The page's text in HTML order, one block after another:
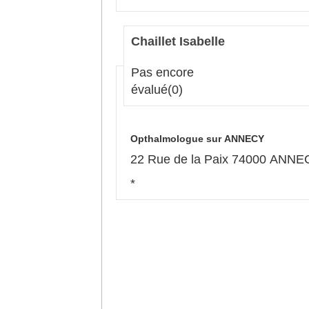
Chaillet Isabelle
Pas encore
évalué(0)
Opthalmologue sur ANNECY
22 Rue de la Paix 74000
*